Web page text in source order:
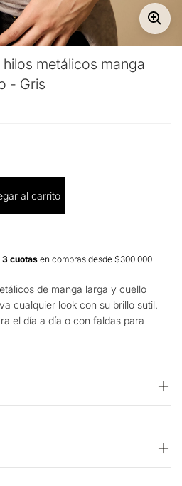
metálicos manga
- Gris
al carrito
3 cuotas en compras desde $300.000
de manga larga y cuello
cualquier look con su brillo sutil.
el día a día o con faldas para